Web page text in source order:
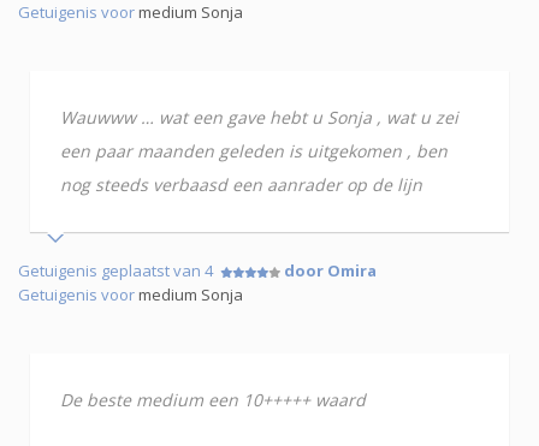
Getuigenis voormedium Sonja
Wauwww … wat een gave hebt u Sonja , wat u zei
een paar maanden geleden is uitgekomen , ben
nog steeds verbaasd een aanrader op de lijn
Getuigenis geplaatst van 4
door Omira
Getuigenis voormedium Sonja
De beste medium een 10+++++ waard